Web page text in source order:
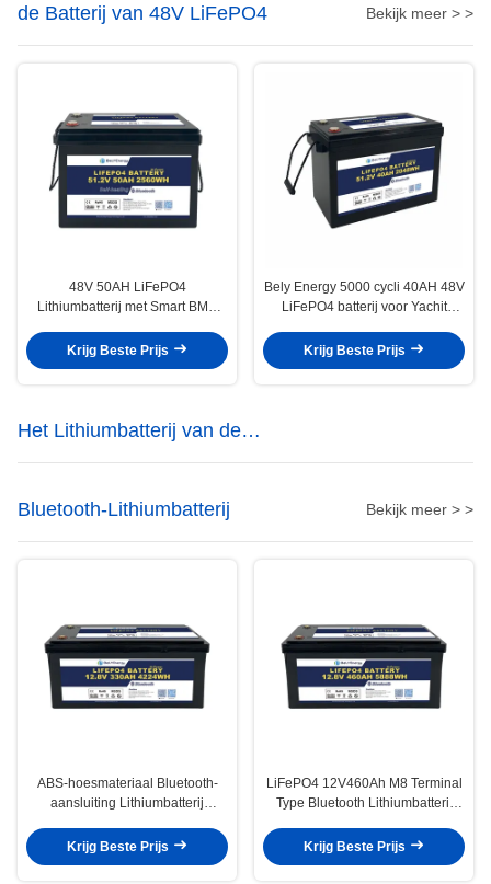
de Batterij van 48V LiFePO4 Bekijk meer > >
48V 50AH LiFePO4
Lithiumbatterij met Smart BMS
zeeschepen
Krijg Beste Prijs
Bely Energy 5000 cycli 40AH 48V
LiFePO4 batterij voor Yachit
Krijg Beste Prijs
Het Lithiumbatterij van de
energieopslag
Bluetooth-Lithiumbatterij
Bekijk meer > >
ABS-hoesmateriaal Bluetooth-
aansluiting Lithiumbatterij
bescherming en ≥99% efficiency
Krijg Beste Prijs
LiFePO4 12V460Ah M8 Terminal
Type Bluetooth Lithiumbatterij
100A Continu Charge Current
voor toepassingen
Krijg Beste Prijs